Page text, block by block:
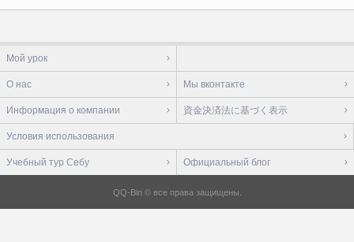
Мой урок
О нас Мы вконтакте
Информация о компании 資金決済法に基づく表示
Условия использования
Учебный тур Себу Официальный блог
QQ-Bin © все права защищены.